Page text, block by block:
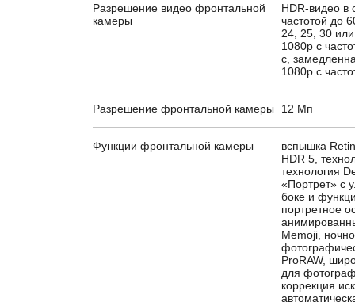
Разрешение видео фронтальной
камеры
HDR-видео в
частотой до
24, 25, 30
1080p с
с,
1080p с
Разрешение фронтальной камеры 12 Мп
Функции фронтальной камеры
вспышка
HDR 5,
технология
«Портрет» с
боке и
портретное
Memoji,
ProRAW,
для
коррекция